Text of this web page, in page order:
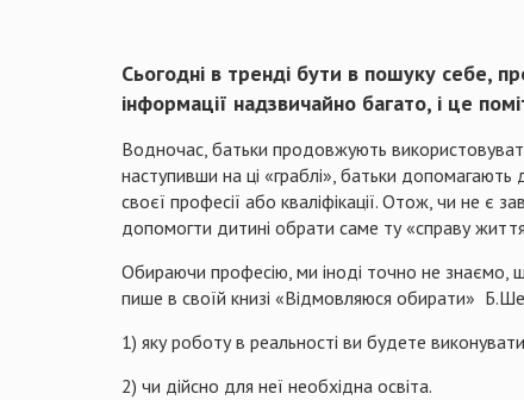
Сьогодні в тренді бути в пошуку себе,
інформації надзвичайно багато, і це
Водночас, батьки продовжують
наступивши на ці «граблі», батьки
своєї професії або кваліфікації. Отож, чи не є
допомогти дитині обрати саме ту «справу
Обираючи професію, ми іноді точно не знаємо,
пише в своїй книзі «Відмовляюся обирати»
1) яку роботу в реальності ви будете
2) чи дійсно для неї необхідна освіта.